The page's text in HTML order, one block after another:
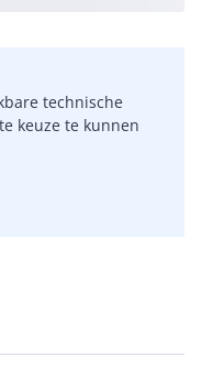
technische
keuze te kunnen